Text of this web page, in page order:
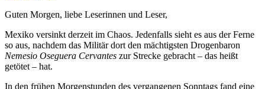
Guten Morgen, liebe Leserinnen und Leser,
Mexiko versinkt derzeit im Chaos. Jedenfalls sieht es aus der Ferne
so aus, nachdem das Militär dort den mächtigsten Drogenbaron
Nemesio Oseguera Cervantes zur Strecke gebracht – das heißt
getötet – hat.
In den frühen Morgenstunden des vergangenen Sonntags fand eine